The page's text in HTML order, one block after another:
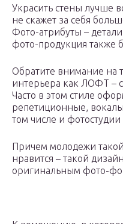
Украсить стены лучше
не скажет за себя
Фото-атрибуты –
фото-продукция также
Обратите внимание на
интерьера как ЛОФТ –
Часто в этом стиле
репетиционные,
том числе и фотостудии
Причем молодежи
нравится – такой
оригинальным фото-